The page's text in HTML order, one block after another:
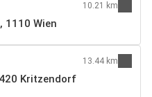
Wien
10.21 km
Kritzendorf
13.44 km